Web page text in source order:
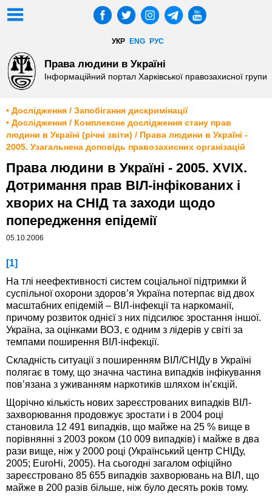
УКР ENG РУС
Права людини в Україні
Інформаційний портал Харківської правозахисної групи
• Дослідження / Запобігання дискримінації
• Дослідження / Комплексне дослідження стану прав
людини в Україні (річні звіти) / Права людини в Україні -
2005. Узагальнена доповідь правозахисних організацій
Права людини в Україні - 2005. XVІX.
Дотримання прав ВІЛ-інфікованих і
хворих на СНІД та заходи щодо
попередження епідемії
05.10.2006
[1]
На тлі неефективності систем соціальної підтримки й
суспільної охорони здоров’я Україна потерпає від двох
масштабних епідемій – ВІЛ-інфекції та наркоманії,
причому розвиток однієї з них підсилює зростання іншої.
Україна, за оцінками ВОЗ, є одним з лідерів у світі за
темпами поширення ВІЛ-інфекції.
Складність ситуації з поширенням ВІЛ/СНІДу в Україні
полягає в тому, що значна частина випадків інфікування
пов’язана з уживанням наркотиків шляхом ін’єкцій.
Щорічно кількість нових зареєстрованих випадків ВІЛ-
захворювання продовжує зростати і в 2004 році
становила 12 491 випадків, що майже на 25 % вище в
порівнянні з 2003 роком (10 009 випадків) і майже в два
рази вище, ніж у 2000 році (Український центр СНІДу,
2005; EuroHі, 2005). На сьогодні загалом офіційно
зареєстровано 85 655 випадків захворювань на ВІЛ, що
майже в 200 разів більше, ніж було десять років тому.